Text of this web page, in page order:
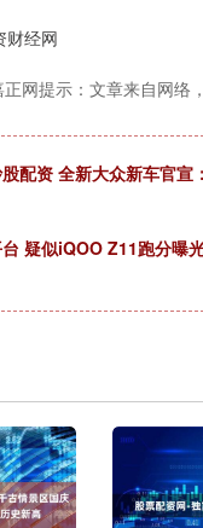
财经网
正网提示：文章来自网络
配资 全新大众新车官宣
疑似iQOO Z11跑分曝